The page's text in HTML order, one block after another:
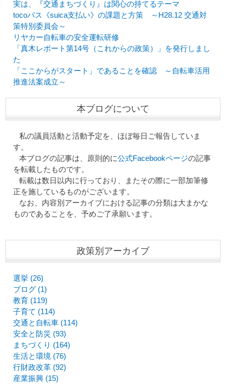
実は、『交通まちづくり』は関心の持てるテーマ
tocoバス《suica支払い》の課題と方策 ～H28.12 交通対
策特別委員会～
リヤカー自転車の安全運転研修
「真木レポート第14号（これからの政策）」を発行しまし
た
「ここからがスタート」であることを確認 ～自転車活用
推進法案成立～
本ブログについて
私の議員活動と活動予定を、ほぼ毎日ご報告していま
す。
本ブログの記事は、原則的に公式Facebookページの記事
を転載したものです。
転載は数日以内に行っており、またその際に一部加筆修
正を施しているものがございます。
なお、内容別アーカイブにおける記事の分類は大まかな
ものであることを、予めご了承願います。
政策別アーカイブ
選挙 (26)
ブログ (1)
教育 (119)
子育て (114)
交通と自転車 (114)
安全と防災 (93)
まちづくり (164)
生活と環境 (76)
行財政改革 (92)
産業振興 (15)